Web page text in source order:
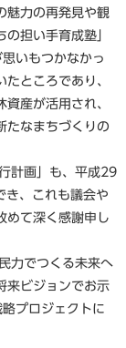
魅力の再発見や観
担い手育成塾」
いもつかなかっ
ところであり、
産が活用され、
たなまちづくりの
計画」も、平成29
き、これも議会や
めて深く感謝申し
力でつくる未来へ
来ビジョンでお示
プロジェクトに